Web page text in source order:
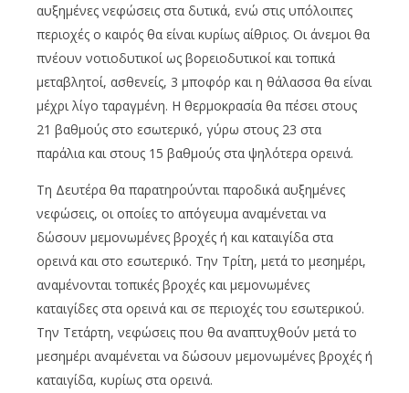
αυξημένες νεφώσεις στα δυτικά, ενώ στις υπόλοιπες
περιοχές ο καιρός θα είναι κυρίως αίθριος. Οι άνεμοι θα
πνέουν νοτιοδυτικοί ως βορειοδυτικοί και τοπικά
μεταβλητοί, ασθενείς, 3 μποφόρ και η θάλασσα θα είναι
μέχρι λίγο ταραγμένη. Η θερμοκρασία θα πέσει στους
21 βαθμούς στο εσωτερικό, γύρω στους 23 στα
παράλια και στους 15 βαθμούς στα ψηλότερα ορεινά.
Τη Δευτέρα θα παρατηρούνται παροδικά αυξημένες
νεφώσεις, οι οποίες το απόγευμα αναμένεται να
δώσουν μεμονωμένες βροχές ή και καταιγίδα στα
ορεινά και στο εσωτερικό. Την Τρίτη, μετά το μεσημέρι,
αναμένονται τοπικές βροχές και μεμονωμένες
καταιγίδες στα ορεινά και σε περιοχές του εσωτερικού.
Την Τετάρτη, νεφώσεις που θα αναπτυχθούν μετά το
μεσημέρι αναμένεται να δώσουν μεμονωμένες βροχές ή
καταιγίδα, κυρίως στα ορεινά.